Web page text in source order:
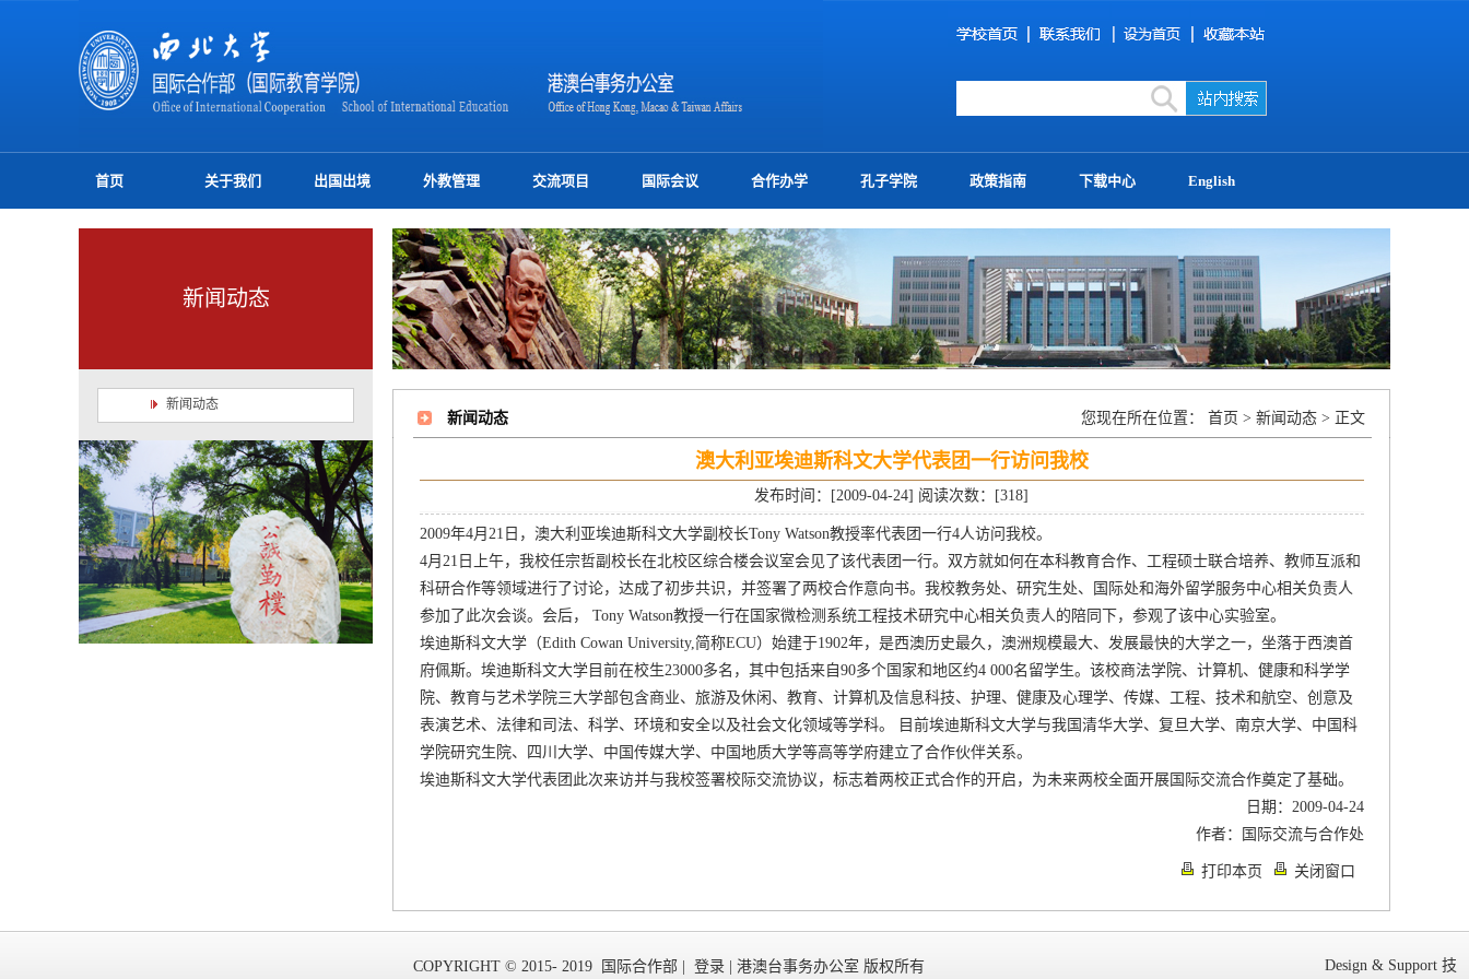
首页 关于我们 出国出境 外教管理 交流项目 国际会议 合作办学 孔子学院 政策指南 下载中心 English
新闻动态
新闻动态
新闻动态 您现在所在位置： 首页 > 新闻动态 > 正文
澳大利亚埃迪斯科文大学代表团一行访问我校
发布时间：[2009-04-24] 阅读次数：[318]
2009年4月21日，澳大利亚埃迪斯科文大学副校长Tony Watson教授率代表团一行4人访问我校。
4月21日上午，我校任宗哲副校长在北校区综合楼会议室会见了该代表团一行。双方就如何在本科教育合作、工程硕士联合培养、教师互派和
科研合作等领域进行了讨论，达成了初步共识，并签署了两校合作意向书。我校教务处、研究生处、国际处和海外留学服务中心相关负责人
参加了此次会谈。会后， Tony Watson教授一行在国家微检测系统工程技术研究中心相关负责人的陪同下，参观了该中心实验室。
埃迪斯科文大学（Edith Cowan University,简称ECU）始建于1902年，是西澳历史最久，澳洲规模最大、发展最快的大学之一，坐落于西澳首
府佩斯。埃迪斯科文大学目前在校生23000多名，其中包括来自90多个国家和地区约4 000名留学生。该校商法学院、计算机、健康和科学学
院、教育与艺术学院三大学部包含商业、旅游及休闲、教育、计算机及信息科技、护理、健康及心理学、传媒、工程、技术和航空、创意及
表演艺术、法律和司法、科学、环境和安全以及社会文化领域等学科。 目前埃迪斯科文大学与我国清华大学、复旦大学、南京大学、中国科
学院研究生院、四川大学、中国传媒大学、中国地质大学等高等学府建立了合作伙伴关系。
埃迪斯科文大学代表团此次来访并与我校签署校际交流协议，标志着两校正式合作的开启，为未来两校全面开展国际交流合作奠定了基础。
日期：2009-04-24
作者：国际交流与合作处
打印本页 关闭窗口
COPYRIGHT © 2015- 2019 国际合作部 | 登录 | 港澳台事务办公室 版权所有 Design & Support 技